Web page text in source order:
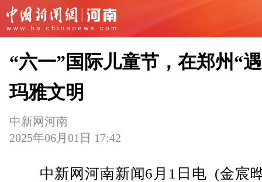
“六一”国际儿童节，在郑州“
玛雅文明
中新网河南
2025年06月01日 17:42
中新网河南新闻6月1日电 (金宸